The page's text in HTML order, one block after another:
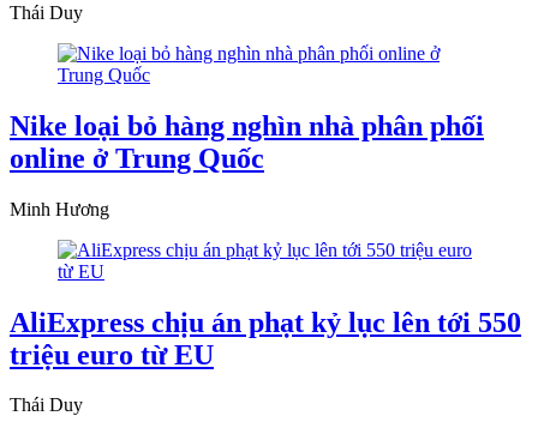
Thái Duy
Nike loại bỏ hàng nghìn nhà phân phối
online ở Trung Quốc
Minh Hương
AliExpress chịu án phạt kỷ lục lên tới 550
triệu euro từ EU
Thái Duy